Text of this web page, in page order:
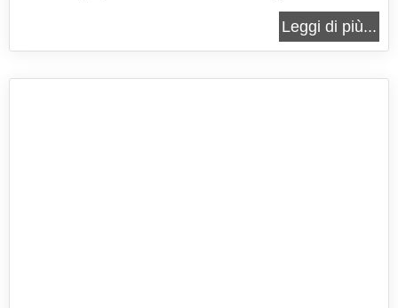
regione basca, situata tra Spagna e Francia.
Caratterizzata da un'irresistibile combinazione di
Leggi di più...